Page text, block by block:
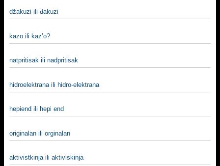
džakuzi ili đakuzi
kazo ili kaz’o?
natpritisak ili nadpritisak
hidroelektrana ili hidro-elektrana
hepiend ili hepi end
originalan ili orginalan
aktivistkinja ili aktiviskinja